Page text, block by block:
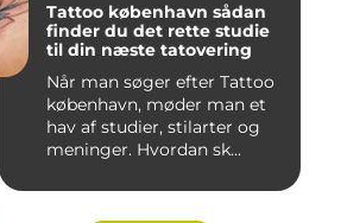
Tattoo københavn sådan
finder du det rette studie
til din næste tatovering
Når man søger efter Tattoo
københavn, møder man et
hav af studier, stilarter og
meninger. Hvordan sk...